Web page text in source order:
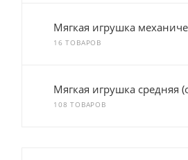
Мягкая игрушка
16 ТОВАРОВ
Мягкая игрушка средняя
108 ТОВАРОВ